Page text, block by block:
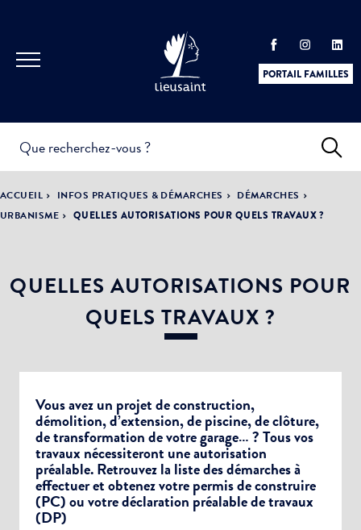
PORTAIL FAMILLES
PRATIQUES &
DÉMARCHES
ACTUALITÉS &
ÉVÈNEMENTS
LA VILLE
DÉMOCRATIE
PARTICIPATIVE
ACCUEIL INFOS PRATIQUES & DÉMARCHES
DÉMARCHES
URBANISME
QUELLES AUTORISATIONS POUR QUELS TRAVAUX ?
QUELLES AUTORISATIONS POUR
QUELS TRAVAUX ?
Vous avez un projet de construction,
démolition, d’extension, de piscine, de clôture,
de transformation de votre garage… ? Tous vos
travaux nécessiteront une autorisation
préalable. Retrouvez la liste des démarches à
effectuer et obtenez votre permis de construire
(PC) ou votre déclaration préalable de travaux
(DP)